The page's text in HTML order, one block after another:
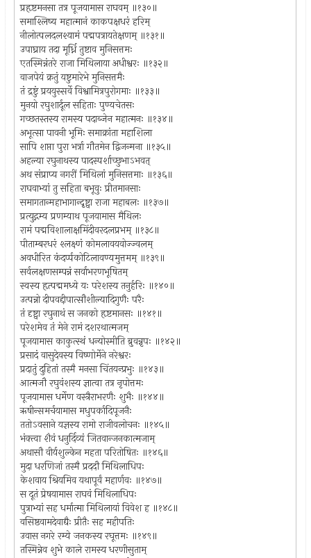
प्रहृष्टमनसा तत्र पूजयामास राघवम् ॥१३०॥
समाश्लिष्य महात्मानं काकपक्षधरं हरिम्
नीलोत्पलदलश्यामं पद्मपत्रायतेक्षणम् ॥१३१॥
उपाघ्राय तदा मूर्ध्नि तुष्टाव मुनिसत्तमः
एतस्मिन्नंतरे राजा मिथिलाया अधीश्वरः ॥१३२॥
वाजपेयं क्रतुं यष्टुमारेभे मुनिसत्तमैः
तं द्रष्टुं प्रययुस्सर्वे विश्वामित्रपुरोगमाः ॥१३३॥
मुनयो रघुशार्दूल सहिताः पुण्यचेतसः
गच्छतस्तस्य रामस्य पदाब्जेन महात्मनः ॥१३४॥
अभूत्सा पावनी भूमिः समाक्रांता महाशिला
सापि शप्ता पुरा भर्त्रा गौतमेन द्विजन्मना ॥१३५॥
अहल्या रघुनाथस्य पादस्पर्शाच्छुभाऽभवत्
अथ संप्राप्य नगरीं मिथिलां मुनिसत्तमाः ॥१३६॥
राघवाभ्यां तु सहिता बभूवुः प्रीतमानसाः
समागतान्महाभागान्दृष्ट्वा राजा महाबलः ॥१३७॥
प्रत्युद्गम्य प्रणम्याथ पूजयामास मैथिलः
रामं पद्मविशालाक्षमिंदीवरदलप्रभम् ॥१३८॥
पीताम्बरधरं श्लक्ष्णं कोमलावयवोज्ज्वलम्
अवधीरित कंदर्प्पकोटिलावण्यमुत्तमम् ॥१३९॥
सर्वलक्षणसम्पन्नं सर्वाभरणभूषितम्
स्वस्य हृत्पद्ममध्ये यः परेशस्य तनुर्हरिः ॥१४०॥
उत्पन्नो दीपवद्दीपात्सौशील्यादिगुणैः परैः
तं दृष्ट्वा रघुनाथं स जनको हृष्टमानसः ॥१४१॥
परेशमेव तं मेने रामं दशरथात्मजम्
पूजयामास काकुत्स्थं धन्योस्मीति ब्रुवन्नृपः ॥१४२॥
प्रसादं वासुदेवस्य विष्णोर्मेने नरेश्वरः
प्रदातुं दुहितां तस्मै मनसा चिंतयन्प्रभुः ॥१४३॥
आत्मजौ रघुवंशस्य ज्ञात्वा तत्र नृपोत्तमः
पूजयामास धर्मेण वस्त्रैराभरणैः शुभैः ॥१४४॥
ऋषीन्समर्चयामास मधुपर्कादिपूजनैः
ततोऽवसाने यज्ञस्य रामो राजीवलोचनः ॥१४५॥
भंक्त्वा शैवं धनुर्दिव्यं जितवान्जनकात्मजाम्
अथासौ वीर्यशुल्केन महता परितोषितः ॥१४६॥
मुदा धरणिजां तस्मै प्रददौ मिथिलाधिपः
केशवाय श्रियमिव यथापूर्वं महार्णवः ॥१४७॥
स दूतं प्रेषयामास राघवं मिथिलाधिपः
पुत्राभ्यां सह धर्मात्मा मिथिलायां विवेश ह ॥१४८॥
वसिष्ठवामदेवाद्यैः प्रीतैः सह महीपतिः
उवास नगरे रम्ये जनकस्य रघूत्तमः ॥१४९॥
तस्मिन्नेव शुभे काले रामस्य धरणीसुताम्